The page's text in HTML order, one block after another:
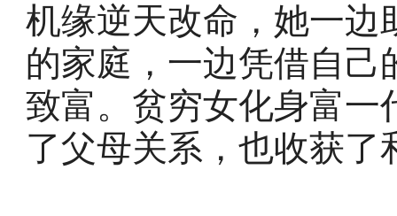
机缘逆天改命，她一边
的家庭，一边凭借自
致富。贫穷女化身富一
了父母关系，也收获